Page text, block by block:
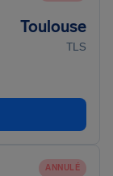
Toulouse
TLS
ANNULÉ